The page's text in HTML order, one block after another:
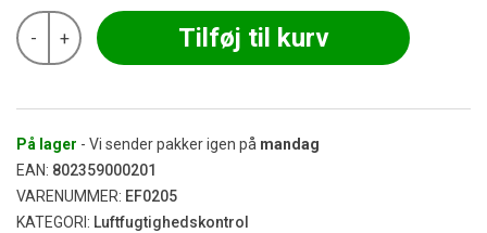
-
Integra
Boost
-
antal
+ Tilføj til kurv
På lager - Vi sender pakker igen på mandag
EAN: 802359000201
VARENUMMER: EF0205
KATEGORI: Luftfugtighedskontrol